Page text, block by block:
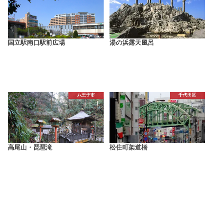
国立駅南口駅前広場 湯の浜露天風呂
八王子市
高尾山・琵琶滝
千代田区
松住町架道橋